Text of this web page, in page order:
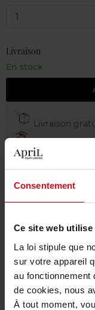
Consentement
Ce site web utilise
La loi stipule que
sur votre appareil
au fonctionnement
de cookies, nous
À tout moment,
1
Livraison
En stock
Livraison
Description
Conseil